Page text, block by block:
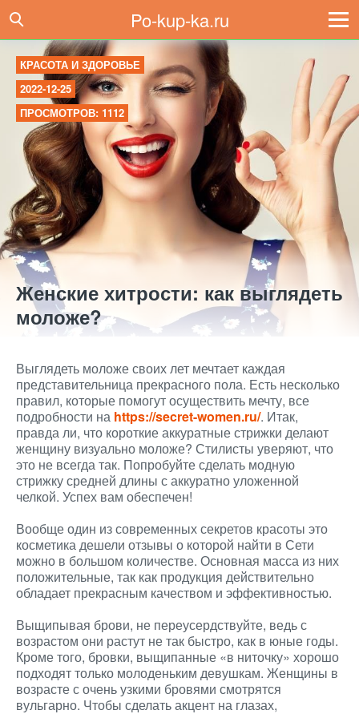
Po-kup-ka.ru
КРАСОТА И ЗДОРОВЬЕ
2022-12-25
ПРОСМОТРОВ: 1112
Женские хитрости: как выглядеть
моложе?
Выглядеть моложе своих лет мечтает каждая
представительница прекрасного пола. Есть несколько
правил, которые помогут осуществить мечту, все
подробности на https://secret-women.ru/. Итак,
правда ли, что короткие аккуратные стрижки делают
женщину визуально моложе? Стилисты уверяют, что
это не всегда так. Попробуйте сделать модную
стрижку средней длины с аккуратно уложенной
челкой. Успех вам обеспечен!
Вообще один из современных секретов красоты это
косметика дешели отзывы о которой найти в Сети
можно в большом количестве. Основная масса из них
положительные, так как продукция действительно
обладает прекрасным качеством и эффективностью.
Выщипывая брови, не переусердствуйте, ведь с
возрастом они растут не так быстро, как в юные годы.
Кроме того, бровки, выщипанные «в ниточку» хорошо
подходят только молоденьким девушкам. Женщины в
возрасте с очень узкими бровями смотрятся
вульгарно. Чтобы сделать акцент на глазах,